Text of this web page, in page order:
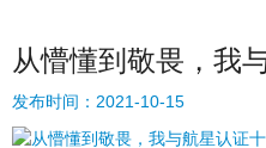
从懵懂到敬畏，我
发布时间： 2021-10-15